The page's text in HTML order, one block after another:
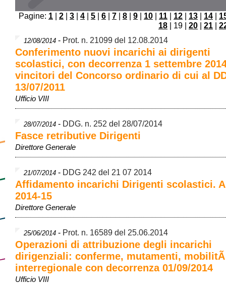
Pagine: 1 | 2 | 3 | 4 | 5 | 6 | 7 | 8 | 9 | 10 | 11 | 12 | 13 | 14 |
18 | 19 | 20 | 21 |
12/08/2014 - Prot. n. 21099 del 12.08.2014
Conferimento nuovi incarichi ai dirigenti
scolastici, con decorrenza 1 settembre
vincitori del Concorso ordinario di cui al
13/07/2011
Ufficio VIII
28/07/2014 - DDG. n. 252 del 28/07/2014
Fasce retributive Dirigenti
Direttore Generale
21/07/2014 - DDG 242 del 21 07 2014
Affidamento incarichi Dirigenti scolastici.
2014-15
Direttore Generale
25/06/2014 - Prot. n. 16589 del 25.06.2014
Operazioni di attribuzione degli incarichi
dirigenziali: conferme, mutamenti,
interregionale con decorrenza 01/09/2014
Ufficio VIII